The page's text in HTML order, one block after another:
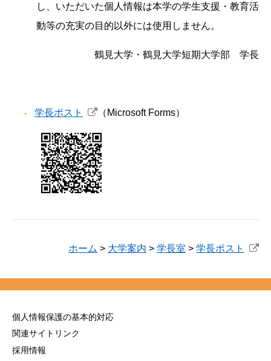
し、いただいた個人情報は本学の学生支援・教育活
動等の充実の目的以外には使用しません。
鶴見大学・鶴見大学短期大学部 学長
学長ポスト （Microsoft Forms）
ホーム > 大学案内 > 学長室 > 学長ポスト
個人情報保護の基本的対応
関連サイトリンク
採用情報